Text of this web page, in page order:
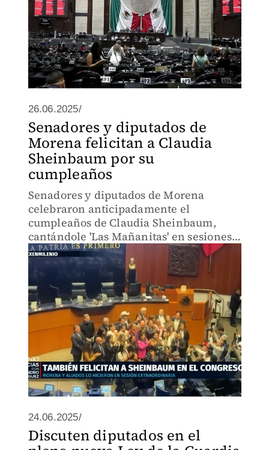
26.06.2025/
Senadores y diputados de
Morena felicitan a Claudia
Sheinbaum por su
cumpleaños
Senadores y diputados de Morena
celebraron anticipadamente el
cumpleaños de Claudia Sheinbaum,
cantándole 'Las Mañanitas' en sesiones
extraordinarias y ordinarias en ambas
cámaras.
24.06.2025/
Discuten diputados en el